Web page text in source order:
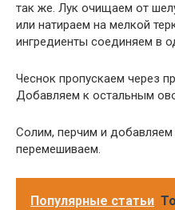
так же. Лук очищаем от
или натираем на мелкой
ингредиенты соединяем в
Чеснок пропускаем через
Добавляем к остальным
Солим, перчим и
перемешиваем.
Популярные статьи